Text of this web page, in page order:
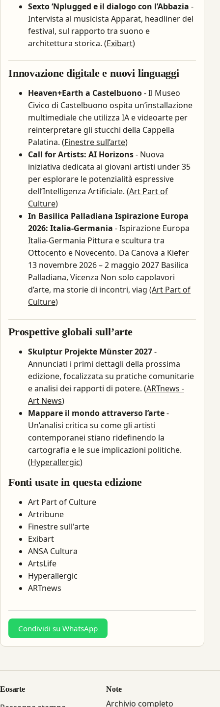
Sexto ‘Nplugged e il dialogo con l’Abbazia -
Intervista al musicista Apparat, headliner del
festival, sul rapporto tra suono e
architettura storica. (Exibart)
Innovazione digitale e nuovi linguaggi
Heaven+Earth a Castelbuono- Il Museo
Civico di Castelbuono ospita un’installazione
multimediale che utilizza IA e videoarte per
reinterpretare gli stucchi della Cappella
Palatina. (Finestre sull’arte)
Call for Artists: AI Horizons- Nuova
iniziativa dedicata ai giovani artisti under 35
per esplorare le potenzialità espressive
dell’Intelligenza Artificiale. (Art Part of
Culture)
In Basilica Palladiana Ispirazione Europa
2026: Italia-Germania - Ispirazione Europa
Italia-Germania Pittura e scultura tra
Ottocento e Novecento. Da Canova a Kiefer
13 novembre 2026 – 2 maggio 2027 Basilica
Palladiana, Vicenza Non solo capolavori
d’arte, ma storie di incontri, viag (Art Part of
Culture)
Prospettive globali sull’arte
Skulptur Projekte Münster 2027-
Annunciati i primi dettagli della prossima
edizione, focalizzata su pratiche comunitarie
e analisi dei rapporti di potere. (ARTnews -
Art News)
Mappare il mondo attraverso l’arte-
Un’analisi critica su come gli artisti
contemporanei stiano ridefinendo la
cartografia e le sue implicazioni politiche.
(Hyperallergic)
Fonti usate in questa edizione
Art Part of Culture
Artribune
Finestre sull'arte
Exibart
ANSA Cultura
ArtsLife
Hyperallergic
ARTnews
Condividi su WhatsApp
Eosarte Note
Archivio completo